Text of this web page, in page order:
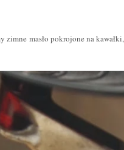
masło pokrojone na